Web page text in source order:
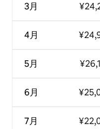
3月
4月
5月
6月
7月